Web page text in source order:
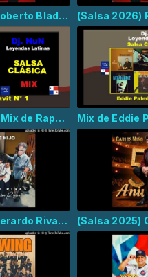
(Salsa 2026) Roberto Blades - Soñando Despierto
Salsa Clásica: Mix de Raphy Leavitt
(Salsa 2025) Gerardo Rivas - Padre e Hijo